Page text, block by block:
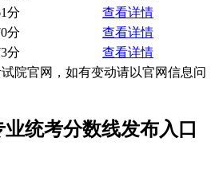
分
查看详情
分
查看详情
分
查看详情
院官网，如有变动请以官网信息问
统考分数线发布入口